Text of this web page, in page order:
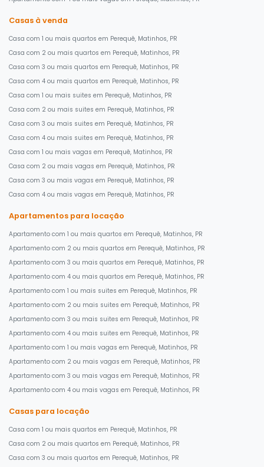
Casas à venda
Casa com 1 ou mais quartos em Perequê, Matinhos, PR
Casa com 2 ou mais quartos em Perequê, Matinhos, PR
Casa com 3 ou mais quartos em Perequê, Matinhos, PR
Casa com 4 ou mais quartos em Perequê, Matinhos, PR
Casa com 1 ou mais suites em Perequê, Matinhos, PR
Casa com 2 ou mais suites em Perequê, Matinhos, PR
Casa com 3 ou mais suites em Perequê, Matinhos, PR
Casa com 4 ou mais suites em Perequê, Matinhos, PR
Casa com 1 ou mais vagas em Perequê, Matinhos, PR
Casa com 2 ou mais vagas em Perequê, Matinhos, PR
Casa com 3 ou mais vagas em Perequê, Matinhos, PR
Casa com 4 ou mais vagas em Perequê, Matinhos, PR
Apartamentos para locação
Apartamento com 1 ou mais quartos em Perequê, Matinhos, PR
Apartamento com 2 ou mais quartos em Perequê, Matinhos, PR
Apartamento com 3 ou mais quartos em Perequê, Matinhos, PR
Apartamento com 4 ou mais quartos em Perequê, Matinhos, PR
Apartamento com 1 ou mais suites em Perequê, Matinhos, PR
Apartamento com 2 ou mais suites em Perequê, Matinhos, PR
Apartamento com 3 ou mais suites em Perequê, Matinhos, PR
Apartamento com 4 ou mais suites em Perequê, Matinhos, PR
Apartamento com 1 ou mais vagas em Perequê, Matinhos, PR
Apartamento com 2 ou mais vagas em Perequê, Matinhos, PR
Apartamento com 3 ou mais vagas em Perequê, Matinhos, PR
Apartamento com 4 ou mais vagas em Perequê, Matinhos, PR
Casas para locação
Casa com 1 ou mais quartos em Perequê, Matinhos, PR
Casa com 2 ou mais quartos em Perequê, Matinhos, PR
Casa com 3 ou mais quartos em Perequê, Matinhos, PR